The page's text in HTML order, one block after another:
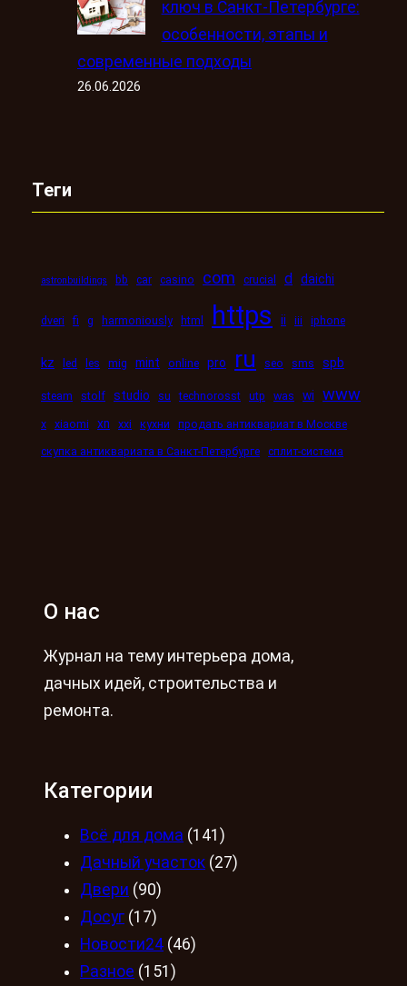
ключ в Санкт-Петербурге:
особенности, этапы и
современные подходы
26.06.2026
Теги
astronbuildings bb car casino com crucial d daichi
dveri fi g harmoniously html https ii iii iphone
kz led les mig mint online pro ru seo sms spb
steam stolf studio su technorosst utp was wi www
x xiaomi xn xxi кухни
продать антиквариат в Москве
скупка антиквариата в Санкт-Петербурге сплит-система
О нас
Журнал на тему интерьера дома,
дачных идей, строительства и
ремонта.
Категории
Всё для дома (141)
Дачный участок (27)
Двери (90)
Досуг (17)
Новости24 (46)
Разное (151)